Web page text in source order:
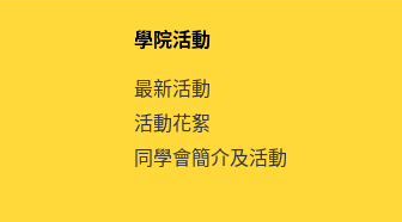
學院活動
最新活動
活動花絮
同學會簡介及活動